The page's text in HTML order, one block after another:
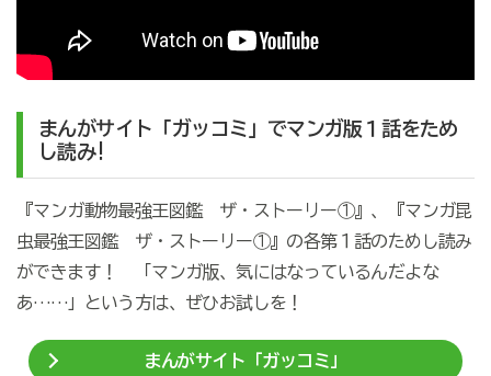
まんがサイト「ガッコミ」でマンガ版１話をため
し読み!
『マンガ動物最強王図鑑 ザ・ストーリー①』、『マンガ昆
虫最強王図鑑 ザ・ストーリー①』の各第１話のためし読み
ができます！ 「マンガ版、気にはなっているんだよな
あ……」という方は、ぜひお試しを！
まんがサイト「ガッコミ」